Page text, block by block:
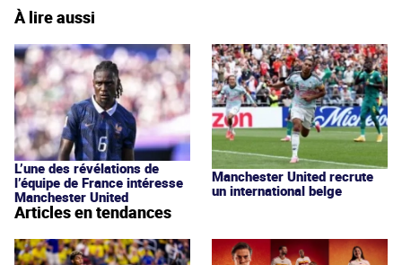
À lire aussi
L’une des révélations de
l’équipe de France intéresse
Manchester United
Manchester United recrute
un international belge
Articles en tendances